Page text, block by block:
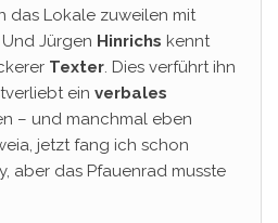
das Lokale zuweilen mit
Und Jürgen Hinrichs kennt
Texter. Dies verführt ihn
ein verbales
– und manchmal eben
jetzt fang ich schon
aber das Pfauenrad musste